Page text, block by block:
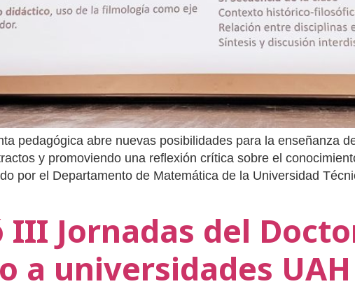
pedagógica abre nuevas posibilidades para la enseñanza
y promoviendo una reflexión crítica sobre el
por el Departamento de Matemática de la Universidad
III Jornadas del
a universidades UAH